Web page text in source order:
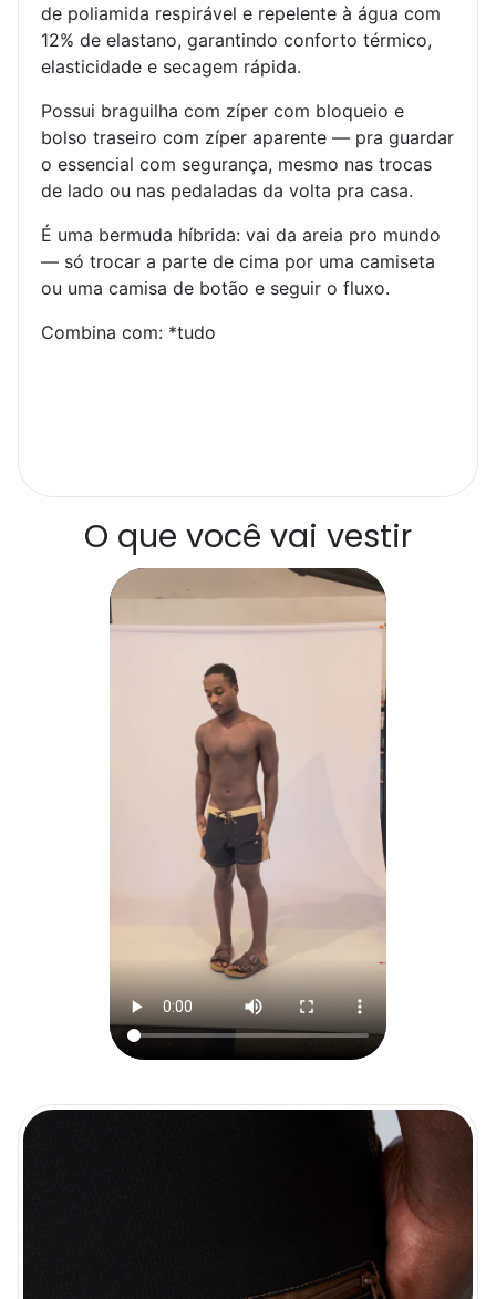
de poliamida respirável e repelente à água com
12% de elastano, garantindo conforto térmico,
elasticidade e secagem rápida.
Possui braguilha com zíper com bloqueio e
bolso traseiro com zíper aparente — pra guardar
o essencial com segurança, mesmo nas trocas
de lado ou nas pedaladas da volta pra casa.
É uma bermuda híbrida: vai da areia pro mundo
— só trocar a parte de cima por uma camiseta
ou uma camisa de botão e seguir o fluxo.
Combina com: *tudo
O que você vai vestir